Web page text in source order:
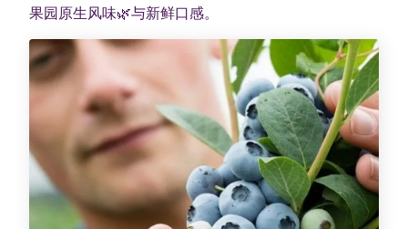
果园原生风味🌿与新鲜口感。